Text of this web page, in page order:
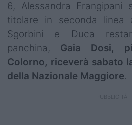
6, Alessandra Frangipani
titolare in seconda linea
Sgorbini e Duca
panchina, Gaia Dosi,
Colorno, riceverà sabato
della Nazionale Maggiore.